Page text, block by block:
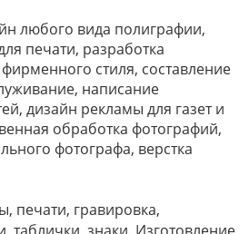
любого вида полиграфии,
печати, разработка
стиля, составление
написание
дизайн рекламы для газет и
обработка фотографий,
фотографа, верстка
печати, гравировка,